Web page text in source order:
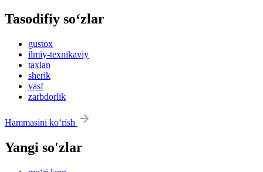
Tasodifiy so‘zlar
gustox
ilmiy-texnikaviy
taxlan
sherik
vasf
zarbdorlik
Hammasini ko‘rish
Yangi so'zlar